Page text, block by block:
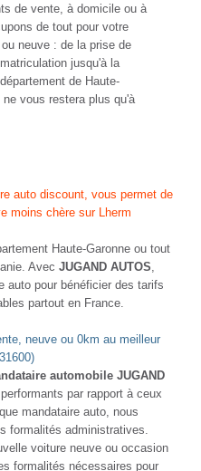
Contactez-nous !
PEUGEOT 3008
Diesel - 38000 Km - 2022
20 980 €